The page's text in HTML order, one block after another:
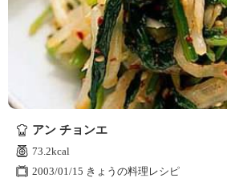
。
N
H
K
エ
デ
ュ
ョ
アン チョンエ
73.2kcal
2003/01/15 きょうの料理レシピ